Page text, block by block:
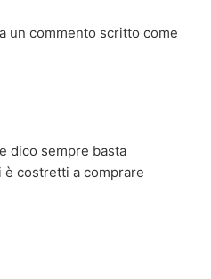
un commento scritto come
dico sempre basta
è costretti a comprare